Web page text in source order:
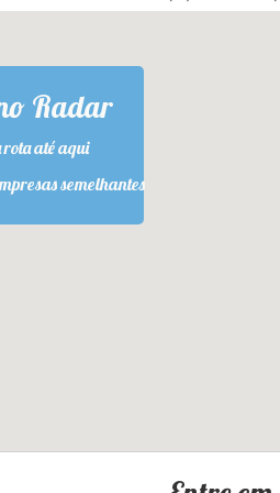
Radar
até aqui
semelhantes